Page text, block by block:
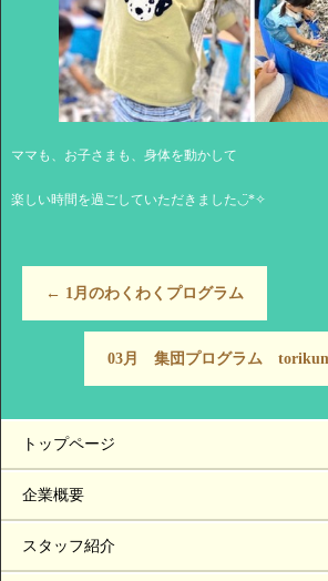
ママも、お子さまも、身体を動かして
楽しい時間を過ごしていただきました◡̈*✧
← 1月のわくわくプログラム
03月 集団プログラム
トップページ
企業概要
スタッフ紹介